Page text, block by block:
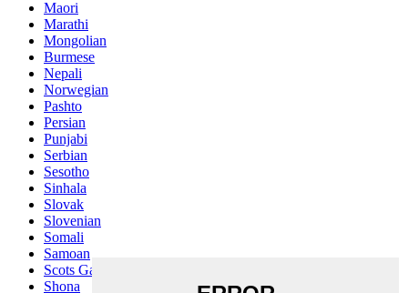
Maori
Marathi
Mongolian
Burmese
Nepali
Norwegian
Pashto
Persian
Punjabi
Serbian
Sesotho
Sinhala
Slovak
Slovenian
Somali
Samoan
Scots Gaelic
Shona